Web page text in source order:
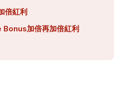
倍紅利
加倍再加倍紅利